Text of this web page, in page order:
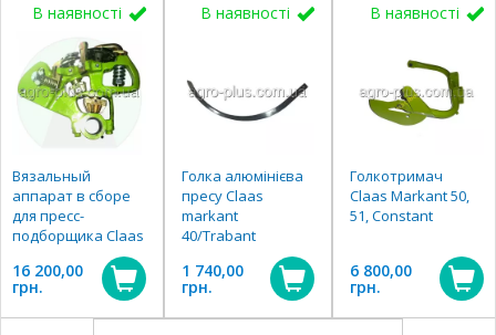
В наявності
Вязальный
аппарат в сборе
для пресс-
подборщика Claas
16 200,00
грн.
В наявності
Голка алюмінієва
пресу Claas
markant
40/Trabant
1 740,00
грн.
В наявності
Голкотримач
Claas Markant 50,
51, Constant
6 800,00
грн.